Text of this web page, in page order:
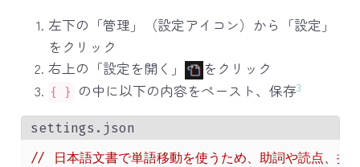
左下の「管理」（設定アイコン）から「設定」
をクリック
右上の「設定を開く」
をクリック
{ } の中に以下の内容をペースト、保存3
settings.json
//
日本語文書で単語移動を使うため、助詞や読点、括